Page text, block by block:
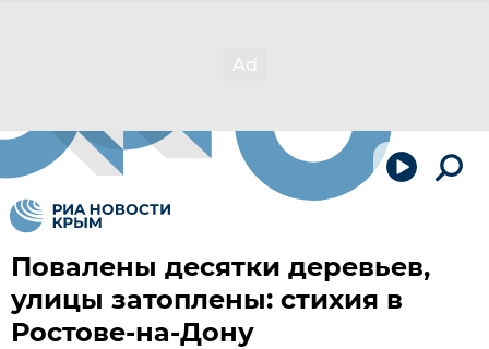
Повалены десятки деревьев,
улицы затоплены: стихия в
Ростове-на-Дону